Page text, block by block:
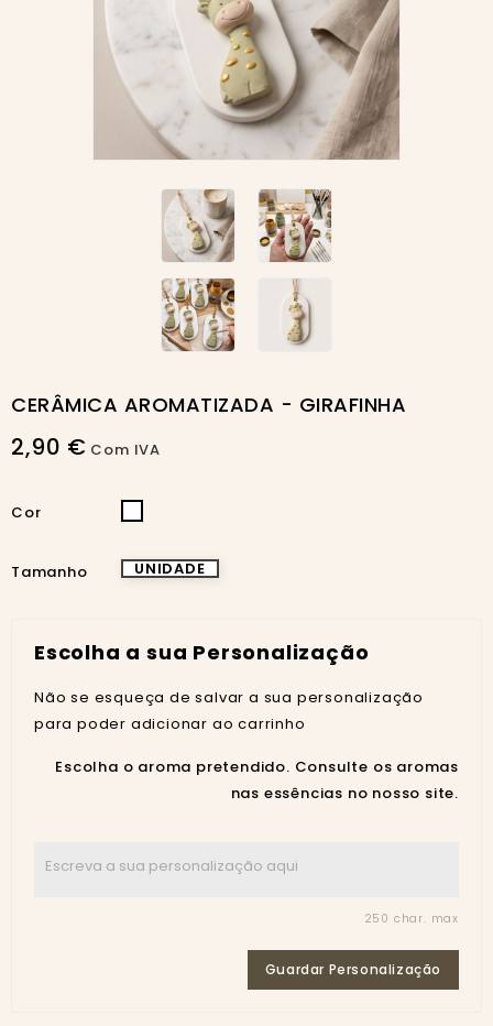
Novo
CERÂMICA AROMATIZADA - GIRAFINHA
2,90 € Com IVA
Cor BRANCA
Tamanho UNIDADE
Escolha a sua Personalização
Não se esqueça de salvar a sua personalização
para poder adicionar ao carrinho
Escolha o aroma pretendido. Consulte os aromas
nas essências no nosso site.
250 char. max
Guardar Personalização